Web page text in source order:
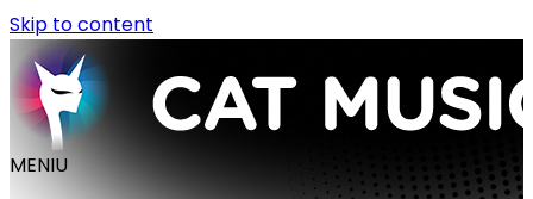
Skip to content
MENIU